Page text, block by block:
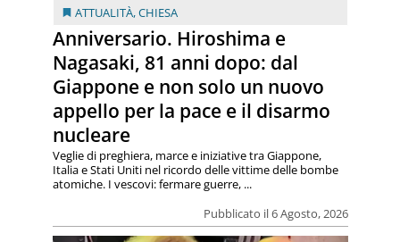
ATTUALITÀ,CHIESA
Anniversario. Hiroshima e
Nagasaki, 81 anni dopo: dal
Giappone e non solo un nuovo
appello per la pace e il disarmo
nucleare
Pubblicato il 6 Agosto, 2026
Veglie di preghiera, marce e iniziative tra Giappone,
Italia e Stati Uniti nel ricordo delle vittime delle bombe
atomiche. I vescovi: fermare guerre, ...